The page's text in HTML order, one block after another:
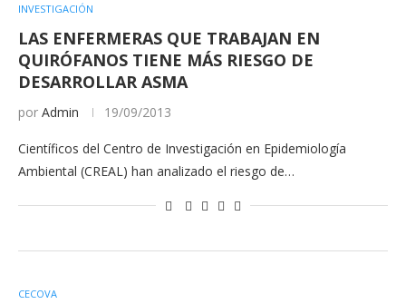
INVESTIGACIÓN
LAS ENFERMERAS QUE TRABAJAN EN
QUIRÓFANOS TIENE MÁS RIESGO DE
DESARROLLAR ASMA
por Admin 19/09/2013
Científicos del Centro de Investigación en Epidemiología
Ambiental (CREAL) han analizado el riesgo de…
CECOVA